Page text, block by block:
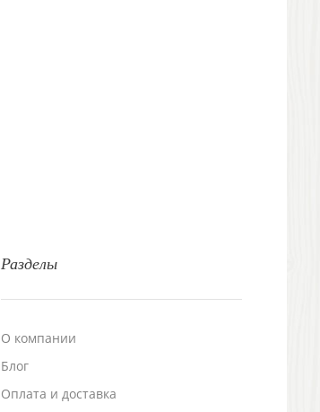
Разделы
О компании
Блог
Оплата и доставка